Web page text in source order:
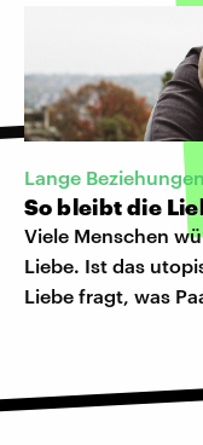
Lange Beziehungen
So bleibt die
Viele Menschen
Liebe. Ist das
Liebe fragt, was